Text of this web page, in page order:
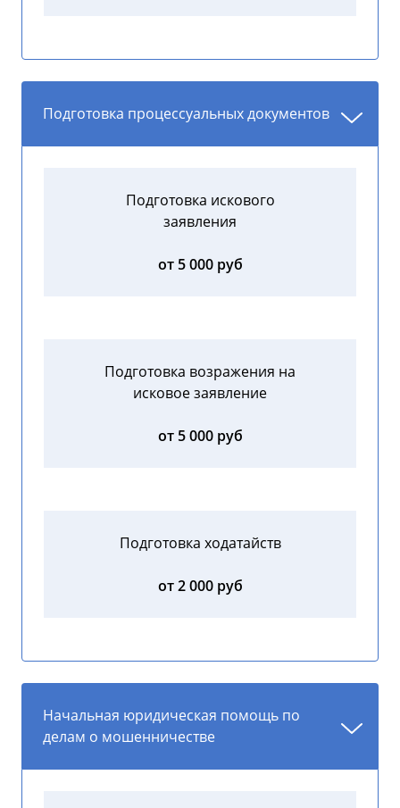
Подготовка процессуальных документов
Подготовка искового
заявления
от 5 000 руб
Подготовка возражения на
исковое заявление
от 5 000 руб
Подготовка ходатайств
от 2 000 руб
Начальная юридическая помощь по
делам о мошенничестве